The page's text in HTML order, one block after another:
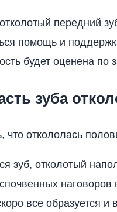
передний
помощь и
будет оценена по
зуба
что откололась
зуб, отколотый
все образуется и